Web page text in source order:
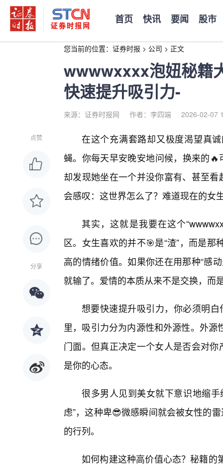
首页 快讯 要闻 股市
您当前的位置： 证券时报 > 公司 > 正文
wwwwxxxx泡妞秘籍
快速提升吸引力-
来源：证券时报网 作者：李四端 2026-02-07
点赞
分享
在这个充满套路却又极度渴望真
蝇。你每天早安晚安地问候，换来的
却发现她坐在一个并没你富有、甚至
会感叹：这世界怎么了？难道现在的女
其实，这就是我要在这个
区。女生喜欢的并不🎯是“渣”，而是
高的情绪价值。如果你还在用那种“感
就输了。爱情的本质从来不是交换，而
想要快速提升吸引力，你必须明白
里，吸引力分为内源性和外源性。外
门面。但真正决定一个女人是否会对
是你的心态。
很多男人见到美女就下意识地缩
虑”，这种卑😎微感瞬间就会被女性的
的行列。
如何构建这种高价值心态？秘籍的